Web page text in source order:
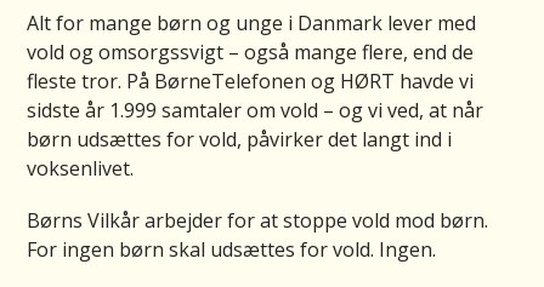
Alt for mange børn og unge i Danmark lever med
vold og omsorgssvigt – også mange flere, end de
fleste tror. På BørneTelefonen og HØRT havde vi
sidste år 1.999 samtaler om vold – og vi ved, at når
børn udsættes for vold, påvirker det langt ind i
voksenlivet.
Børns Vilkår arbejder for at stoppe vold mod børn.
For ingen børn skal udsættes for vold. Ingen.